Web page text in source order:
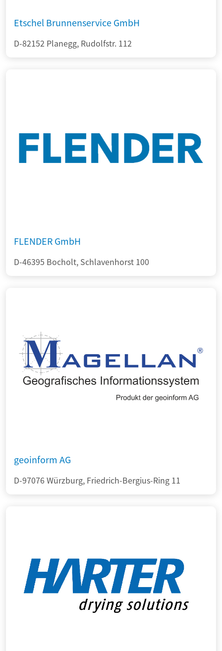
Etschel Brunnenservice GmbH
D-82152 Planegg, Rudolfstr. 112
FLENDER GmbH
D-46395 Bocholt, Schlavenhorst 100
geoinform AG
D-97076 Würzburg, Friedrich-Bergius-Ring 11